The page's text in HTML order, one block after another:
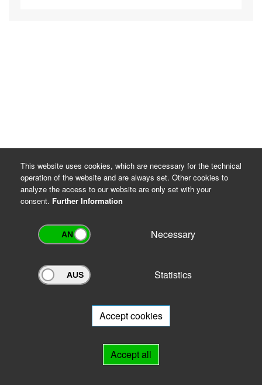
Archivportal Thüringen
will be happy to advise you.
This website uses cookies, which are necessary for the technical
operation of the website and are always set. Other cookies to
analyze the access to our website are only set with your
consent. Further Information
Necessary
Statistics
Accept cookies
Accept all